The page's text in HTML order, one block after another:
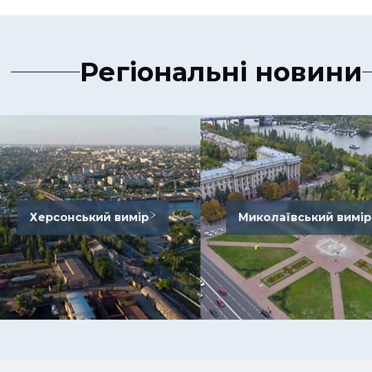
Регіональні новини
Херсонський вимір Миколаївський вимір